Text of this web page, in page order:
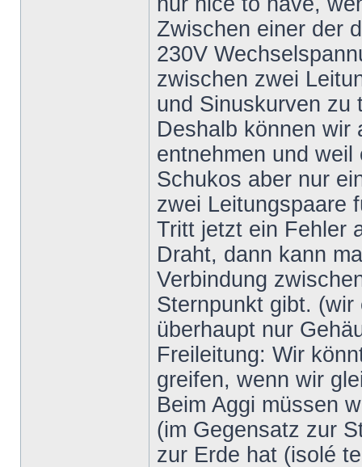
Zwischen einer der
230V
zwischen zwei
und Sinuskurven zu
Deshalb können wir
entnehmen und
Schukos aber nur
zwei Leitungspaare
Tritt jetzt ein Fehler
Draht, dann kann
Verbindung
Sternpunkt gibt.
überhaupt nur
Freileitung: Wir
greifen, wenn wir
Beim Aggi müssen
(im Gegensatz zur
zur Erde hat (isolé